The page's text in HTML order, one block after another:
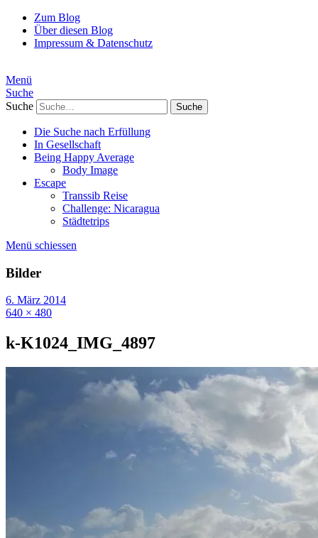
Zum Blog
Über diesen Blog
Impressum & Datenschutz
Menü
Suche
Suche
Die Suche nach Erfüllung
In Gesellschaft
Being Happy Average
Body Image
Escape
Transsib Reise
Challenge: Nicaragua
Städtetrips
Menü schiessen
Bilder
6. März 2014
640 × 480
k-K1024_IMG_4897